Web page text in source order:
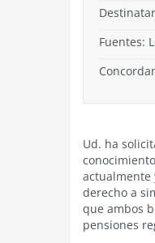
Fuentes:
Ud. ha
actualmente
derecho a
que ambos
pensiones